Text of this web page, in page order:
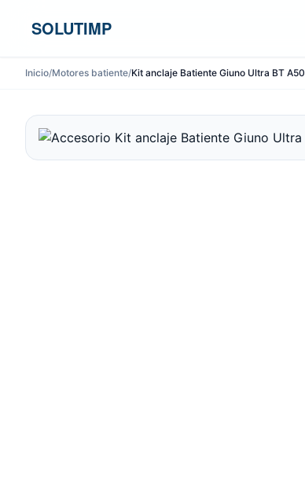
SOLUTIMP
Inicio/Motores batiente/Kit anclaje Batiente Giuno Ultra BT A50